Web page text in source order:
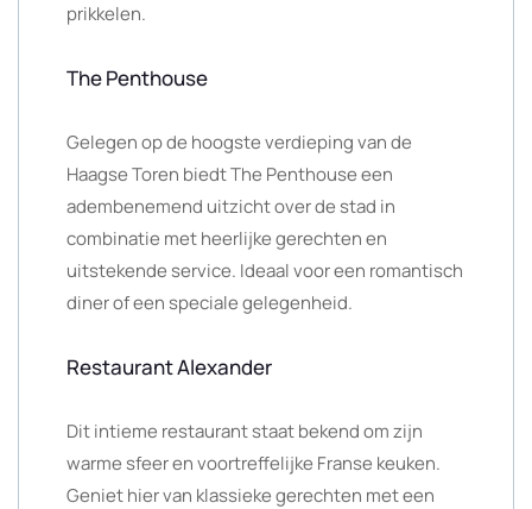
prikkelen.
The Penthouse
Gelegen op de hoogste verdieping van de
Haagse Toren biedt The Penthouse een
adembenemend uitzicht over de stad in
combinatie met heerlijke gerechten en
uitstekende service. Ideaal voor een romantisch
diner of een speciale gelegenheid.
Restaurant Alexander
Dit intieme restaurant staat bekend om zijn
warme sfeer en voortreffelijke Franse keuken.
Geniet hier van klassieke gerechten met een